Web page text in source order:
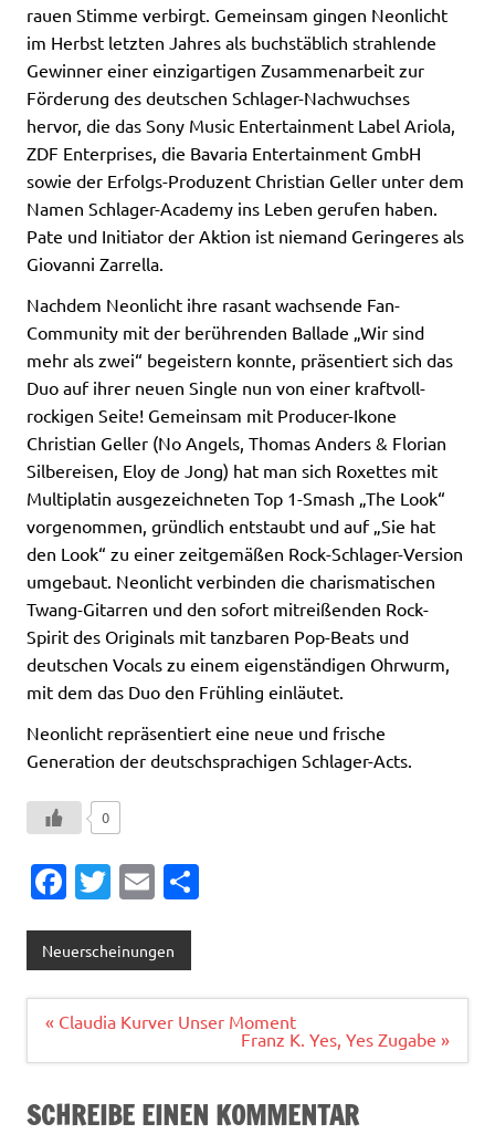
rauen Stimme verbirgt. Gemeinsam gingen Neonlicht
im Herbst letzten Jahres als buchstäblich strahlende
Gewinner einer einzigartigen Zusammenarbeit zur
Förderung des deutschen Schlager-Nachwuchses
hervor, die das Sony Music Entertainment Label Ariola,
ZDF Enterprises, die Bavaria Entertainment GmbH
sowie der Erfolgs-Produzent Christian Geller unter dem
Namen Schlager-Academy ins Leben gerufen haben.
Pate und Initiator der Aktion ist niemand Geringeres als
Giovanni Zarrella.
Nachdem Neonlicht ihre rasant wachsende Fan-
Community mit der berührenden Ballade „Wir sind
mehr als zwei“ begeistern konnte, präsentiert sich das
Duo auf ihrer neuen Single nun von einer kraftvoll-
rockigen Seite! Gemeinsam mit Producer-Ikone
Christian Geller (No Angels, Thomas Anders & Florian
Silbereisen, Eloy de Jong) hat man sich Roxettes mit
Multiplatin ausgezeichneten Top 1-Smash „The Look“
vorgenommen, gründlich entstaubt und auf „Sie hat
den Look“ zu einer zeitgemäßen Rock-Schlager-Version
umgebaut. Neonlicht verbinden die charismatischen
Twang-Gitarren und den sofort mitreißenden Rock-
Spirit des Originals mit tanzbaren Pop-Beats und
deutschen Vocals zu einem eigenständigen Ohrwurm,
mit dem das Duo den Frühling einläutet.
Neonlicht repräsentiert eine neue und frische
Generation der deutschsprachigen Schlager-Acts.
0
Fa
e
b
o
o
k
T
it
te
r
E
ai
l
n
Neuerscheinungen
Beitragsnavigation
« Claudia Kurver Unser Moment
Franz K. Yes, Yes Zugabe »
SCHREIBE EINEN KOMMENTAR